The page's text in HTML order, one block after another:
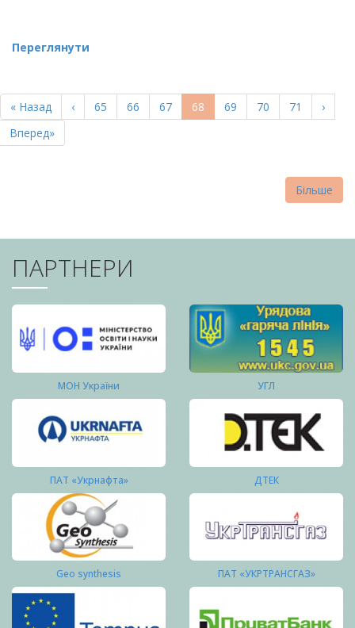
Переглянути
НА
СТОРІНКИ
Перша
сторінка
« Назад
Попередня
сторінка
‹ Page
65 Page
66 Page
67
Поточна
сторінка
68 Page
69 Page
70 Page
71
›
Остання
сторінка
Вперед»
Більше
ПАРТНЕРИ
МОН України УГЛ
ПАТ «Укрнафта» ДТЕК
Geo synthesis ПАТ «УКРТРАНСГАЗ»